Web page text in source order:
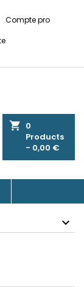
Compte pro
shopping_cart 0
Products
- 0,00 €